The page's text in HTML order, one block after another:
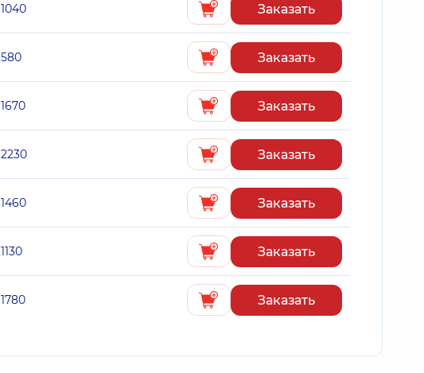
1040 Заказать
580 Заказать
1670 Заказать
2230 Заказать
1460 Заказать
1130 Заказать
1780 Заказать